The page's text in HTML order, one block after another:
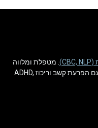
. מטפלת ומלווה
תהליכי ריפוי רגשי. מדריכת הורים לילדים עם הפרעת קשב וריכוז ADHD,